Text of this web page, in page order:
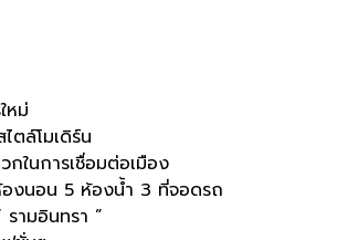
หม่
ตล์โมเดิร์น
ในการเชื่อมต่อเมือง
งนอน 5 ห้องน้ำ 3 ที่จอดรถ
ามอินทรา ”